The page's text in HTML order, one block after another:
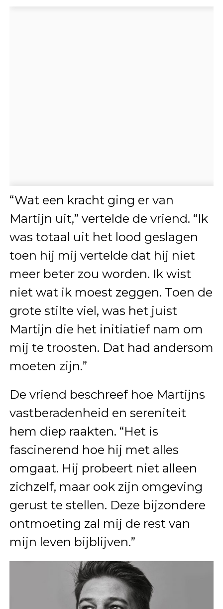
“Wat een kracht ging er van
Martijn uit,” vertelde de vriend. “Ik
was totaal uit het lood geslagen
toen hij mij vertelde dat hij niet
meer beter zou worden. Ik wist
niet wat ik moest zeggen. Toen de
grote stilte viel, was het juist
Martijn die het initiatief nam om
mij te troosten. Dat had andersom
moeten zijn.”
De vriend beschreef hoe Martijns
vastberadenheid en sereniteit
hem diep raakten. “Het is
fascinerend hoe hij met alles
omgaat. Hij probeert niet alleen
zichzelf, maar ook zijn omgeving
gerust te stellen. Deze bijzondere
ontmoeting zal mij de rest van
mijn leven bijblijven.”